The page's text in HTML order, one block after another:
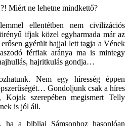
Miért ne lehetne mindkettő?
ellentétben nem civilizációs
ifjak közel egyharmada már az
gyérült hajjal lett tagja a Vének
férfiak aránya ma is mintegy
hajritkulás gondja…
Nem egy híresség éppen
Gondoljunk csak a híres
Kojak szerepében megismert Telly
is jól áll.
a bibliai Sámsonhoz hasonlóan